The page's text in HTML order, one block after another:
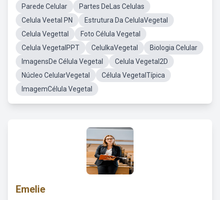
Parede Celular
Partes DeLas Celulas
Celula Veetal PN
Estrutura Da CelulaVegetal
Celula Vegettal
Foto Célula Vegetal
Celula VegetalPPT
CelulkaVegetal
Biologia Celular
ImagensDe Célula Vegetal
Celula Vegetal2D
Núcleo CelularVegetal
Célula VegetalTípica
ImagemCélula Vegetal
Emelie